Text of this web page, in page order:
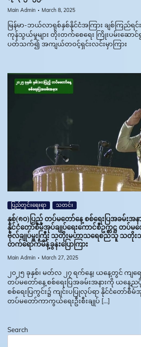
Main Admin March 8, 2025
မြန်မာ-ဘယ်လာရုစ်နှစ်နိုင်ငံအကြား ချစ်ကြည်ရင်
ကုန်သွယ်မှုများ တိုးတက်စေရေး ကြိုးပမ်းဆေ
ပတ်သက်၍ အကျယ်တဝင့်ရှင်းလင်းမှာကြား
ပြည်တွင်းရေးရာ သတင်း
နှစ်(၈ဝ)ပြည့် တပ်မတော်နေ့ စစ်ရေးပြအခမ်းအန
နိုင်ငံတော်စီမံအုပ်ချုပ်ရေးကောင်စီဥက္ကဋ္ဌ တပ်မ
ဗိုလ်ချုပ်မှူးကြီး သတိုးမဟာသရေစည်သူ သတိုးသီ
တက်ရောက်မိန့်ခွန်းပြောကြား
Main Admin March 27, 2025
၂၀၂၅ ခုနှစ်၊ မတ်လ ၂၇ ရက်နေ့၊ ယနေ့တွင် ကျ
တပ်မတော်နေ့ စစ်ရေးပြအခမ်းအနားကို ယနေ့ည
စစ်ရေးပြကွင်း၌ ကျင်းပပြုလုပ်ရာ နိုင်ငံတော်စီမံ
တပ်မတော်ကာကွယ်ရေးဦးစီးချုပ် […]
Search